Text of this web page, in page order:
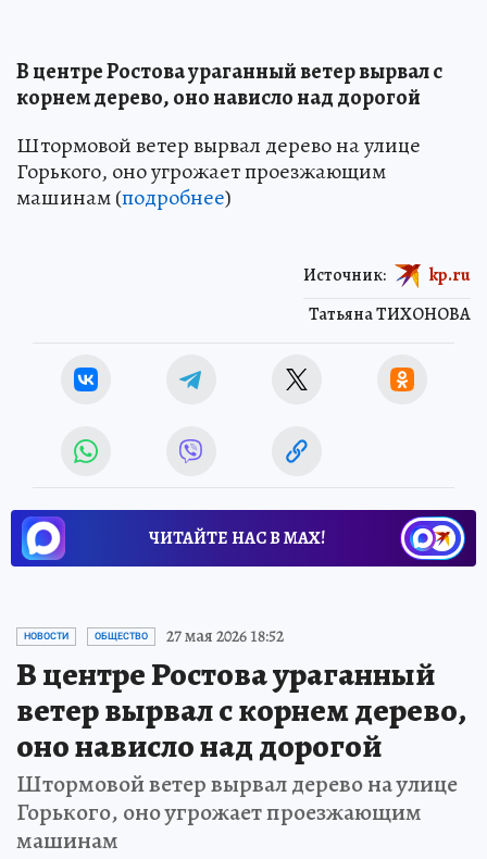
В центре Ростова ураганный ветер вырвал с
корнем дерево, оно нависло над дорогой
Штормовой ветер вырвал дерево на улице
Горького, оно угрожает проезжающим
машинам (подробнее)
Татьяна ТИХОНОВА
Источник: kp.ru
ЧИТАЙТЕ НАС В МАХ!
НОВОСТИ ОБЩЕСТВО 27 мая 2026 18:52
В центре Ростова ураганный
ветер вырвал с корнем дерево,
оно нависло над дорогой
Штормовой ветер вырвал дерево на улице
Горького, оно угрожает проезжающим
машинам